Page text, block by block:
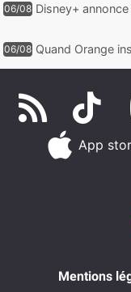
06/08 Disney+
06/08 Quand Orange
App
Mentions